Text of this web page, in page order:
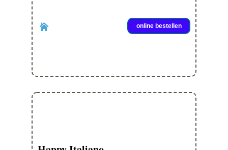
online bestellen